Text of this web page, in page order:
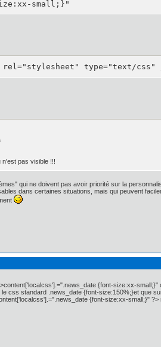
135, 135, 0.1), inset -
135, 135, 0.1), inset -1px
small;}"
rel="stylesheet" type="text/
n'est pas visible !!!
qui ne doivent pas avoir priorité sur la
dans certaines situations, mais qui peuvent
{font-size:xx-
css standard .news_date {font-size:150%;}et que
{font-size:xx-small;}"